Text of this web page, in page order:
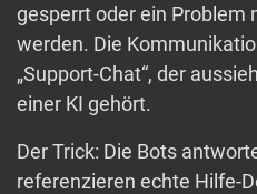
gesperrt oder ein Problem
werden. Die
„Support-Chat“, der
einer KI gehört.
Der Trick: Die Bots
referenzieren echte Hilfe-